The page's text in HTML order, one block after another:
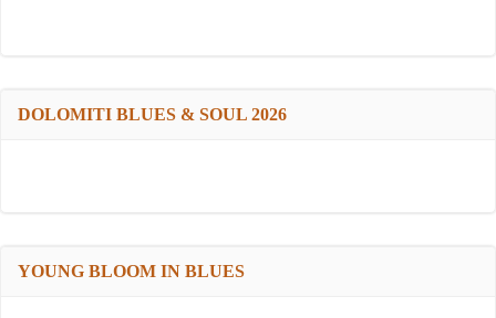
DOLOMITI BLUES & SOUL 2026
YOUNG BLOOM IN BLUES